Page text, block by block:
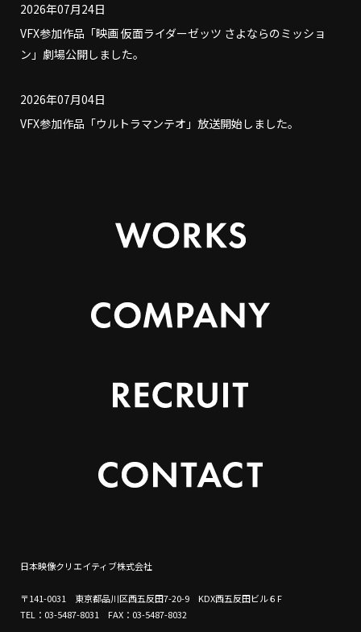
2026年07月24日
VFX参加作品「映画 仮面ライダーゼッツ さよならのミッショ
ン」劇場公開しました。
2026年07月04日
VFX参加作品「ウルトラマンテオ」放送開始しました。
日本映像クリエイティブ株式会社
〒141-0031 東京都品川区西五反田7-20-9 KDX西五反田ビル６F
TEL：03-5487-8031 FAX：03-5487-8032